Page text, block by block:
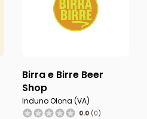
Birra e Birre Beer
Shop
Induno Olona (VA)
0.0 (0)